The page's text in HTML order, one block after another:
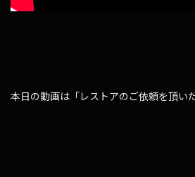
本日の動画は「レストアのご依頼を頂い